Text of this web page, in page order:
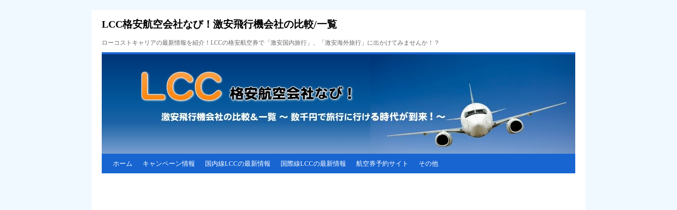
LCC格安航空会社なび！激安飛行機会社の比較/一覧
ローコストキャリアの最新情報を紹介！LCCの格安航空券で「激安国内旅行」、「激安海外旅行」に出かけてみませんか！？
ホーム キャンペーン情報 国内線LCCの最新情報 国際線LCCの最新情報 航空券予約サイト その他